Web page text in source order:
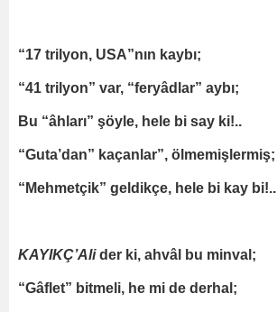
“17 trilyon, USA”nın kaybı;
“41 trilyon” var, “feryâdlar” aybı;
Bu “âhları” şöyle, hele bi say ki!..
“Guta’dan” kaçanlar”, ölmemişlermiş;
“Mehmetçik” geldikçe, hele bi kay bi!..
KAYIKÇ’Alider ki, ahvâl bu minval;
“Gâflet” bitmeli, he mi de derhal;